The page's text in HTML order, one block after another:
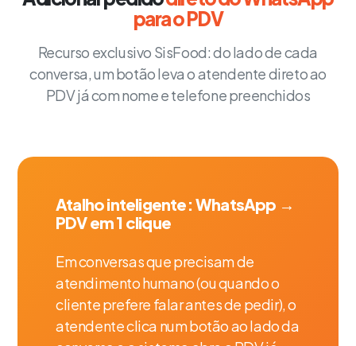
para o PDV
Recurso exclusivo SisFood: do lado de cada
conversa, um botão leva o atendente direto ao
PDV já com nome e telefone preenchidos
Atalho inteligente: WhatsApp →
PDV em 1 clique
Em conversas que precisam de
atendimento humano (ou quando o
cliente prefere falar antes de pedir), o
atendente clica num botão ao lado da